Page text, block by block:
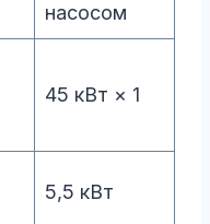
насосом
45 кВт × 1
5,5 кВт